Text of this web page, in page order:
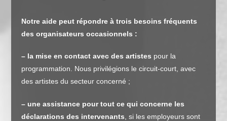
Notre aide peut répondre à trois besoins fréquents
des organisateurs occasionnels :
– la mise en contact avec des artistes pour la
programmation. Nous privilégions le circuit-court, avec
des artistes du secteur concerné ;
– une assistance pour tout ce qui concerne les
déclarations des intervenants , si les employeurs sont